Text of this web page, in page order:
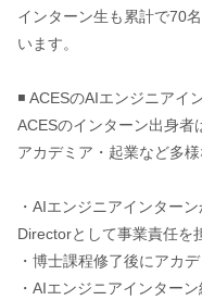
インターン生も累計で70
います。
◾️ ACESのAIエンジニアイ
ACESのインターン出身者
アカデミア・起業など多
・AIエンジニアインター
Directorとして事業責任を
・博士課程修了後にアカ
・AIエンジニアインター